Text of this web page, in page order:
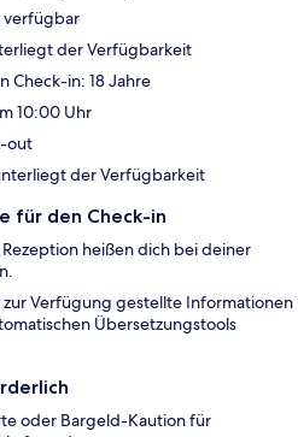
verfügbar
der Verfügbarkeit
Check-in: 18 Jahre
10:00 Uhr
out
der Verfügbarkeit
für den Check-in
heißen dich bei deiner
Verfügung gestellte Informationen
Übersetzungstools
oder Bargeld-Kaution für